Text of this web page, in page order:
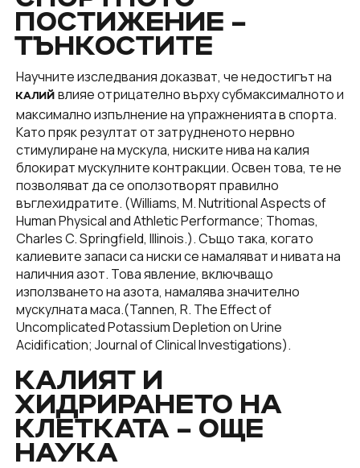
ПОСТИЖЕНИЕ –
ТЪНКОСТИТЕ
Научните изследвания доказват, че недостигът на
КАЛИЙ влияе отрицателно върху субмаксималното и
максимално изпълнение на упражненията в спорта.
Като пряк резултат от затрудненото нервно
стимулиране на мускула, ниските нива на калия
блокират мускулните контракции. Освен това, те не
позволяват да се оползотворят правилно
въглехидратите. (Williams, M. Nutritional Aspects of
Human Physical and Athletic Performance; Thomas,
Charles C. Springfield, Illinois.). Също така, когато
калиевите запаси са ниски се намаляват и нивата на
наличния азот. Това явление, включващо
използването на азота, намалява значително
мускулната маса.(Tannen, R. The Effect of
Uncomplicated Potassium Depletion on Urine
Acidification; Journal of Clinical Investigations).
КАЛИЯТ И
ХИДРИРАНЕТО НА
КЛЕТКАТА – ОЩЕ
НАУКА